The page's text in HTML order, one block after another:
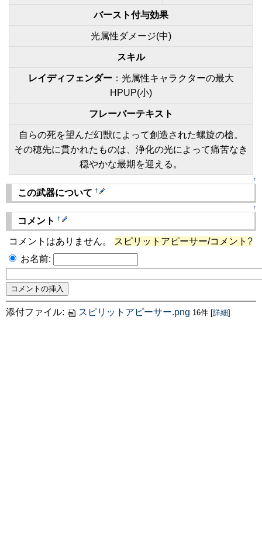
バースト付与効果
光属性ダメージ(中)
スキル
レイディフェンダー ：光属性キャラクターの最大
HPUP(小)
フレーバーテキスト
自らの死を望んだ幻獣によって創造された螺旋の槍。
その穂先に貫かれたものは、浄化の光によって痛苦なき
穏やかな最期を迎える。
↑
この武器について †
↑
コメント †
コメントはありません。 スピリットアピーサー/コメント ?
お名前:
添付ファイル: スピリットアピーサー.png 16件 [詳細]